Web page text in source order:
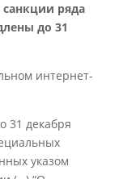
санкции ряда
до 31
интернет-
31 декабря
указом